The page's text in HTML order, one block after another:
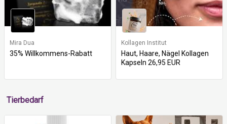
Mira Dua
35% Willkommens-Rabatt
Kollagen Institut
Haut, Haare, Nägel Kollagen
Kapseln 26,95 EUR
Tierbedarf